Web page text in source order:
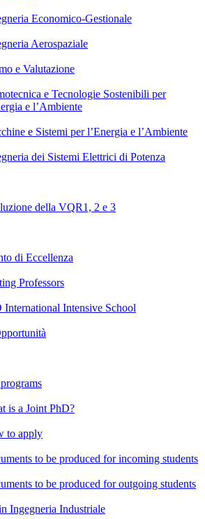
Economico-Gestionale
Aerospaziale
e Valutazione
e Tecnologie Sostenibili per
e l’Ambiente
e Sistemi per l’Energia e l’Ambiente
dei Sistemi Elettrici di Potenza
della VQR1, 2 e 3
di Eccellenza
Professors
International Intensive School
is a Joint PhD?
to apply
to be produced for incoming students
to be produced for outgoing students
Ingegneria Industriale